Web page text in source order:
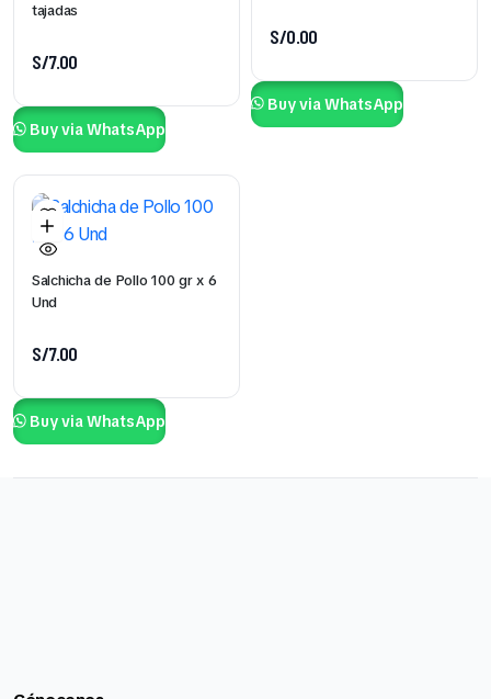
tajadas
S/7.00
Buy via WhatsApp
S/0.00
Buy via WhatsApp
Salchicha de Pollo 100 gr x 6
Und
S/7.00
Buy via WhatsApp